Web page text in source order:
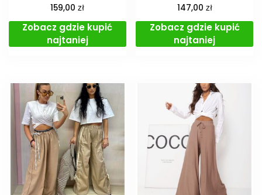
159,00zł
Zobacz gdzie kupić
najtaniej
147,00 zł
Zobacz gdzie kupić
najtaniej